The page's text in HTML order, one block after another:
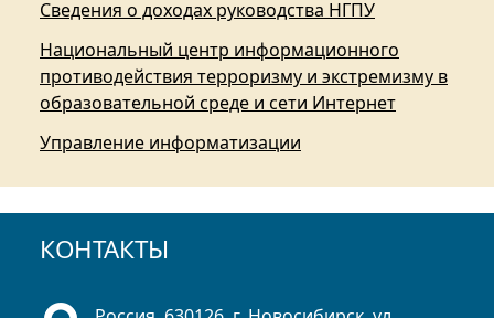
Сведения о доходах руководства НГПУ
Национальный центр информационного
противодействия терроризму и экстремизму в
образовательной среде и сети Интернет
Управление информатизации
КОНТАКТЫ